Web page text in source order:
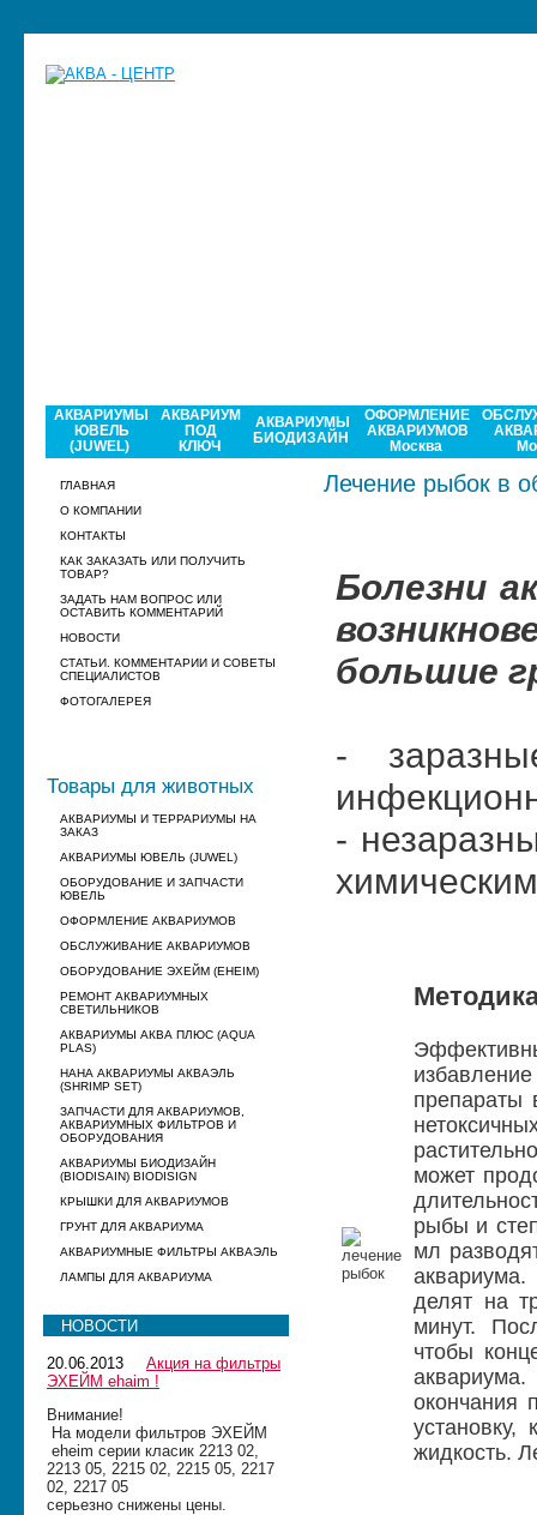
АКВАРИУМЫ
ЮВЕЛЬ
(JUWEL)
АКВАРИУМ
ПОД
КЛЮЧ
АКВАРИУМЫ
БИОДИЗАЙН
ОФОРМЛЕНИЕ
АКВАРИУМОВ
Москва
Лечение рыбок в
Болезни
большие
-
-
препараты
может
рыбы и
мл
делят на
минут.
чтобы
окончания
жидкость.
ГЛАВНАЯ
О КОМПАНИИ
КОНТАКТЫ
КАК ЗАКАЗАТЬ ИЛИ ПОЛУЧИТЬ
ТОВАР?
ЗАДАТЬ НАМ ВОПРОС ИЛИ
ОСТАВИТЬ КОММЕНТАРИЙ
НОВОСТИ
СТАТЬИ. КОММЕНТАРИИ И СОВЕТЫ
СПЕЦИАЛИСТОВ
ФОТОГАЛЕРЕЯ
Товары для животных
АКВАРИУМЫ И ТЕРРАРИУМЫ НА
ЗАКАЗ
АКВАРИУМЫ ЮВЕЛЬ (JUWEL)
ОБОРУДОВАНИЕ И ЗАПЧАСТИ
ЮВЕЛЬ
ОФОРМЛЕНИЕ АКВАРИУМОВ
ОБСЛУЖИВАНИЕ АКВАРИУМОВ
ОБОРУДОВАНИЕ ЭХЕЙМ (EHEIM)
РЕМОНТ АКВАРИУМНЫХ
СВЕТИЛЬНИКОВ
АКВАРИУМЫ АКВА ПЛЮС (AQUA
PLAS)
НАНА АКВАРИУМЫ АКВАЭЛЬ
(SHRIMP SET)
ЗАПЧАСТИ ДЛЯ АКВАРИУМОВ,
АКВАРИУМНЫХ ФИЛЬТРОВ И
ОБОРУДОВАНИЯ
АКВАРИУМЫ БИОДИЗАЙН
(BIODISAIN) BIODISIGN
КРЫШКИ ДЛЯ АКВАРИУМОВ
ГРУНТ ДЛЯ АКВАРИУМА
АКВАРИУМНЫЕ ФИЛЬТРЫ АКВАЭЛЬ
ЛАМПЫ ДЛЯ АКВАРИУМА
НОВОСТИ
20.06.2013
Акция на фильтры
ЭХЕЙМ ehaim !
Внимание!
На модели фильтров ЭХЕЙМ
eheim серии класик 2213 02,
2213 05, 2215 02, 2215 05, 2217
02, 2217 05
серьезно снижены цены.